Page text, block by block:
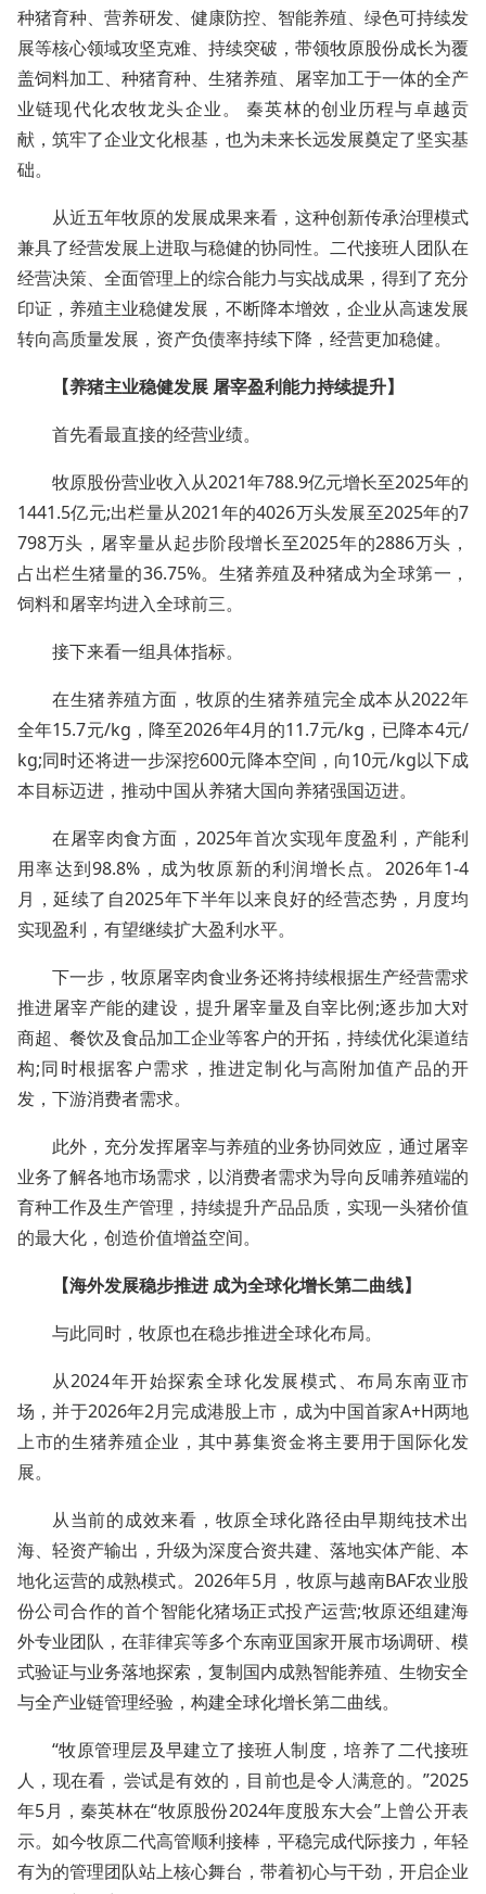
种猪育种、营养研发、健康防控、智能养殖、绿色可持续发
展等核心领域攻坚克难、持续突破，带领牧原股份成长为覆
盖饲料加工、种猪育种、生猪养殖、屠宰加工于一体的全产
业链现代化农牧龙头企业。 秦英林的创业历程与卓越贡
献，筑牢了企业文化根基，也为未来长远发展奠定了坚实基
础。
从近五年牧原的发展成果来看，这种创新传承治理模式
兼具了经营发展上进取与稳健的协同性。二代接班人团队在
经营决策、全面管理上的综合能力与实战成果，得到了充分
印证，养殖主业稳健发展，不断降本增效，企业从高速发展
转向高质量发展，资产负债率持续下降，经营更加稳健。
【养猪主业稳健发展 屠宰盈利能力持续提升】
首先看最直接的经营业绩。
牧原股份营业收入从2021年788.9亿元增长至2025年的
1441.5亿元;出栏量从2021年的4026万头发展至2025年的7
798万头，屠宰量从起步阶段增长至2025年的2886万头，
占出栏生猪量的36.75%。生猪养殖及种猪成为全球第一，
饲料和屠宰均进入全球前三。
接下来看一组具体指标。
在生猪养殖方面，牧原的生猪养殖完全成本从2022年
全年15.7元/kg，降至2026年4月的11.7元/kg，已降本4元/
kg;同时还将进一步深挖600元降本空间，向10元/kg以下成
本目标迈进，推动中国从养猪大国向养猪强国迈进。
在屠宰肉食方面，2025年首次实现年度盈利，产能利
用率达到98.8%，成为牧原新的利润增长点。2026年1-4
月，延续了自2025年下半年以来良好的经营态势，月度均
实现盈利，有望继续扩大盈利水平。
下一步，牧原屠宰肉食业务还将持续根据生产经营需求
推进屠宰产能的建设，提升屠宰量及自宰比例;逐步加大对
商超、餐饮及食品加工企业等客户的开拓，持续优化渠道结
构;同时根据客户需求，推进定制化与高附加值产品的开
发，下游消费者需求。
此外，充分发挥屠宰与养殖的业务协同效应，通过屠宰
业务了解各地市场需求，以消费者需求为导向反哺养殖端的
育种工作及生产管理，持续提升产品品质，实现一头猪价值
的最大化，创造价值增益空间。
【海外发展稳步推进 成为全球化增长第二曲线】
与此同时，牧原也在稳步推进全球化布局。
从2024年开始探索全球化发展模式、布局东南亚市
场，并于2026年2月完成港股上市，成为中国首家A+H两地
上市的生猪养殖企业，其中募集资金将主要用于国际化发
展。
从当前的成效来看，牧原全球化路径由早期纯技术出
海、轻资产输出，升级为深度合资共建、落地实体产能、本
地化运营的成熟模式。2026年5月，牧原与越南BAF农业股
份公司合作的首个智能化猪场正式投产运营;牧原还组建海
外专业团队，在菲律宾等多个东南亚国家开展市场调研、模
式验证与业务落地探索，复制国内成熟智能养殖、生物安全
与全产业链管理经验，构建全球化增长第二曲线。
“牧原管理层及早建立了接班人制度，培养了二代接班
人，现在看，尝试是有效的，目前也是令人满意的。”2025
年5月，秦英林在“牧原股份2024年度股东大会”上曾公开表
示。如今牧原二代高管顺利接棒，平稳完成代际接力，年轻
有为的管理团队站上核心舞台，带着初心与干劲，开启企业